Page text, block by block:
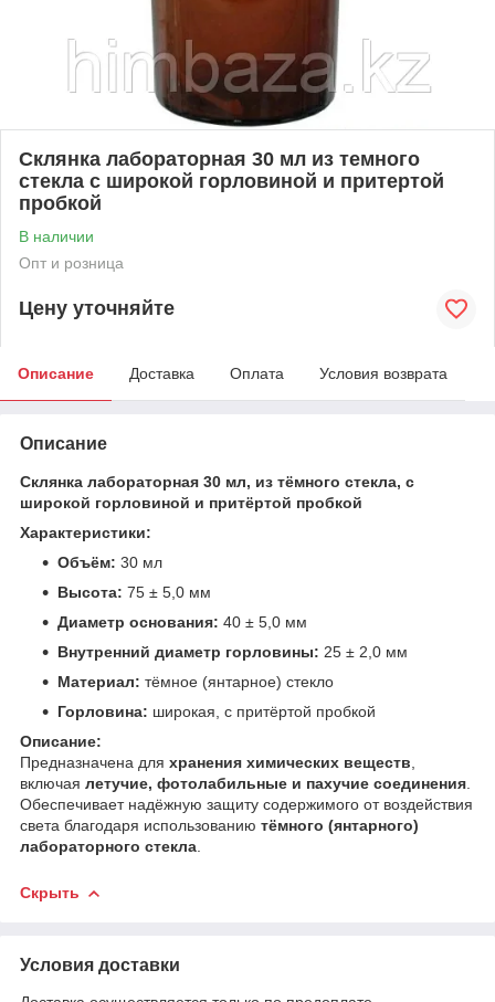
Склянка лабораторная 30 мл из темного
стекла с широкой горловиной и притертой
пробкой
В наличии
Опт и розница
Цену уточняйте
Описание Доставка Оплата Условия возврата
Описание
Склянка лабораторная 30 мл, из тёмного стекла, с
широкой горловиной и притёртой пробкой
Характеристики:
Объём: 30 мл
Высота: 75 ± 5,0 мм
Диаметр основания: 40 ± 5,0 мм
Внутренний диаметр горловины: 25 ± 2,0 мм
Материал: тёмное (янтарное) стекло
Горловина: широкая, с притёртой пробкой
Описание:
Предназначена для хранения химических веществ
включая летучие, фотолабильные и пахучие соединения
Обеспечивает надёжную защиту содержимого от воздействия
света благодаря использованию тёмного (янтарного)
лабораторного стекла
Скрыть
Условия доставки